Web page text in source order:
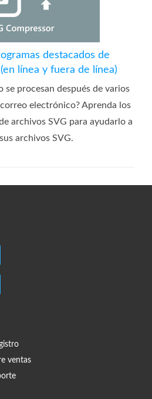
destacados de
línea y fuera de línea)
se procesan después de varios
electrónico? Aprenda los
archivos SVG para ayudarlo a
archivos SVG.
ventas